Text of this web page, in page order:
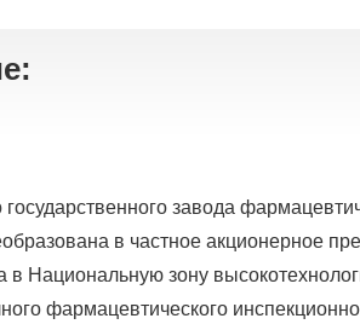
завода
в частное акционерное
Национальную зону
фармацевтического